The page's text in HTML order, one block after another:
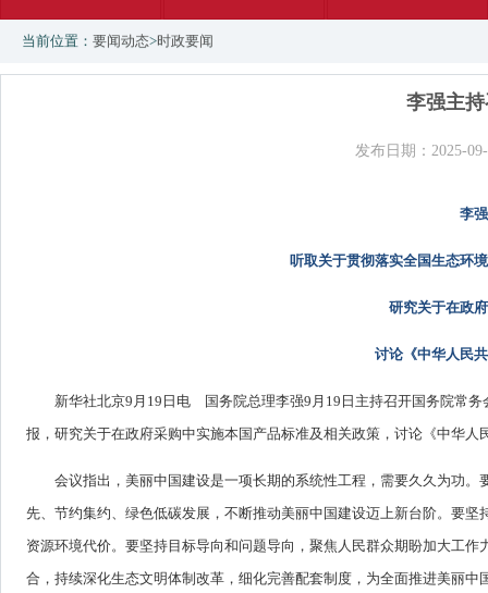
当前位置： 要闻动态>时政要闻
李强主
发布日期：2025-
李
听取关于贯彻落实全国生态环
研究关于在政
讨论《中华人民
新华社北京9月19日电 国务院总理李强9月19日主持召开国务院常
报，研究关于在政府采购中实施本国产品标准及相关政策，讨论《中华
会议指出，美丽中国建设是一项长期的系统性工程，需要久久为功
先、节约集约、绿色低碳发展，不断推动美丽中国建设迈上新台阶。要
资源环境代价。要坚持目标导向和问题导向，聚焦人民群众期盼加大工
合，持续深化生态文明体制改革，细化完善配套制度，为全面推进美丽中